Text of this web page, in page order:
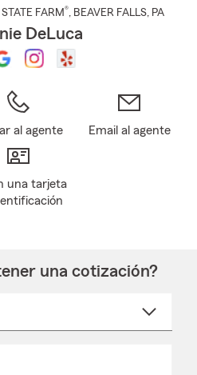
FARM®, BEAVER FALLS, PA
DeLuca
al agente Email al agente
una tarjeta
una cotización?